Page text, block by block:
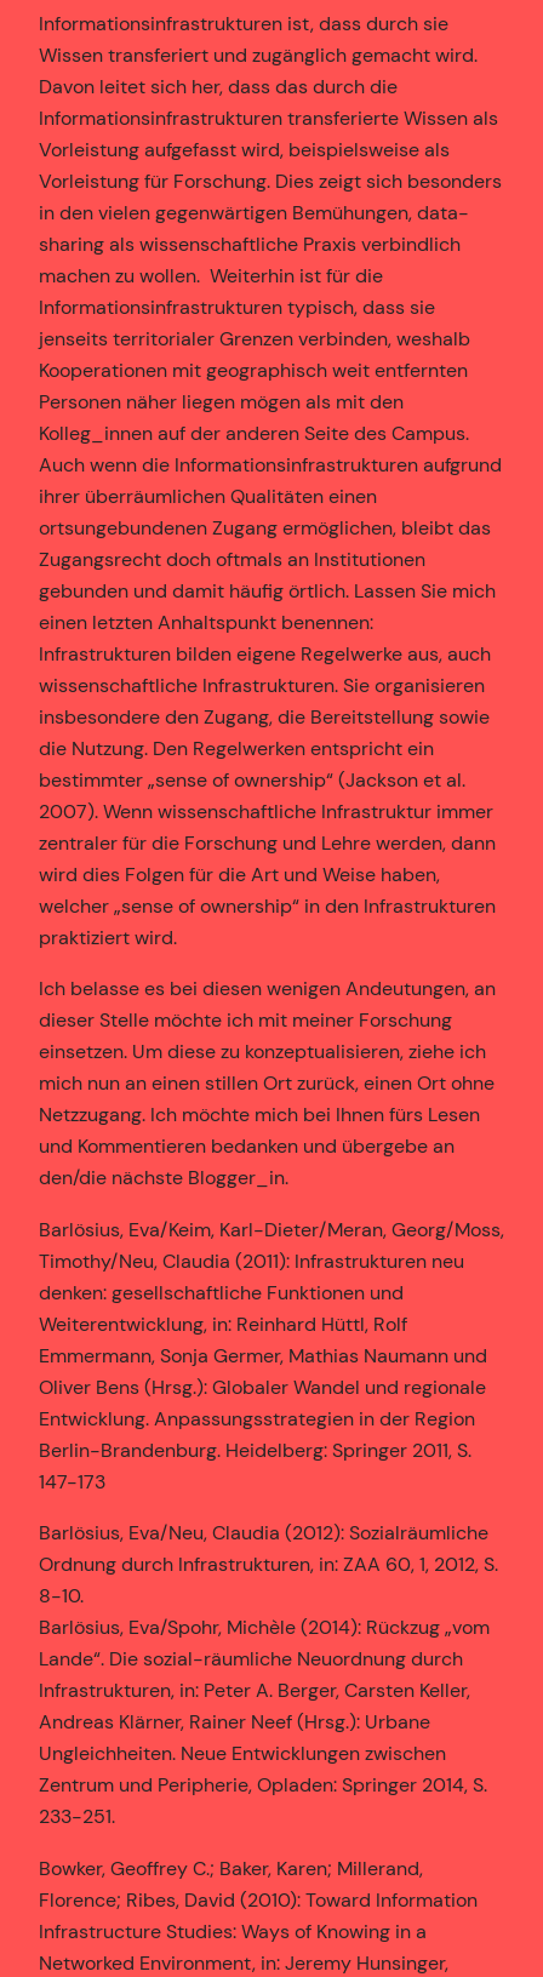
Informationsinfrastrukturen ist, dass durch sie
Wissen transferiert und zugänglich gemacht wird.
Davon leitet sich her, dass das durch die
Informationsinfrastrukturen transferierte Wissen als
Vorleistung aufgefasst wird, beispielsweise als
Vorleistung für Forschung. Dies zeigt sich besonders
in den vielen gegenwärtigen Bemühungen, data-
sharing als wissenschaftliche Praxis verbindlich
machen zu wollen. Weiterhin ist für die
Informationsinfrastrukturen typisch, dass sie
jenseits territorialer Grenzen verbinden, weshalb
Kooperationen mit geographisch weit entfernten
Personen näher liegen mögen als mit den
Kolleg_innen auf der anderen Seite des Campus.
Auch wenn die Informationsinfrastrukturen aufgrund
ihrer überräumlichen Qualitäten einen
ortsungebundenen Zugang ermöglichen, bleibt das
Zugangsrecht doch oftmals an Institutionen
gebunden und damit häufig örtlich. Lassen Sie mich
einen letzten Anhaltspunkt benennen:
Infrastrukturen bilden eigene Regelwerke aus, auch
wissenschaftliche Infrastrukturen. Sie organisieren
insbesondere den Zugang, die Bereitstellung sowie
die Nutzung. Den Regelwerken entspricht ein
bestimmter „sense of ownership“ (Jackson et al.
2007). Wenn wissenschaftliche Infrastruktur immer
zentraler für die Forschung und Lehre werden, dann
wird dies Folgen für die Art und Weise haben,
welcher „sense of ownership“ in den Infrastrukturen
praktiziert wird.
Ich belasse es bei diesen wenigen Andeutungen, an
dieser Stelle möchte ich mit meiner Forschung
einsetzen. Um diese zu konzeptualisieren, ziehe ich
mich nun an einen stillen Ort zurück, einen Ort ohne
Netzzugang. Ich möchte mich bei Ihnen fürs Lesen
und Kommentieren bedanken und übergebe an
den/die nächste Blogger_in.
Barlösius, Eva/Keim, Karl-Dieter/Meran, Georg/Moss,
Timothy/Neu, Claudia (2011): Infrastrukturen neu
denken: gesellschaftliche Funktionen und
Weiterentwicklung, in: Reinhard Hüttl, Rolf
Emmermann, Sonja Germer, Mathias Naumann und
Oliver Bens (Hrsg.): Globaler Wandel und regionale
Entwicklung. Anpassungsstrategien in der Region
Berlin-Brandenburg. Heidelberg: Springer 2011, S.
147-173
Barlösius, Eva/Neu, Claudia (2012): Sozialräumliche
Ordnung durch Infrastrukturen, in: ZAA 60, 1, 2012, S.
8-10.
Barlösius, Eva/Spohr, Michèle (2014): Rückzug „vom
Lande“. Die sozial-räumliche Neuordnung durch
Infrastrukturen, in: Peter A. Berger, Carsten Keller,
Andreas Klärner, Rainer Neef (Hrsg.): Urbane
Ungleichheiten. Neue Entwicklungen zwischen
Zentrum und Peripherie, Opladen: Springer 2014, S.
233-251.
Bowker, Geoffrey C.; Baker, Karen; Millerand,
Florence; Ribes, David (2010): Toward Information
Infrastructure Studies: Ways of Knowing in a
Networked Environment, in: Jeremy Hunsinger,